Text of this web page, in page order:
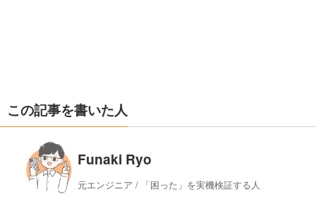
この記事を書いた人
Funaki Ryo
元エンジニア / 「困った」を実機検証する人